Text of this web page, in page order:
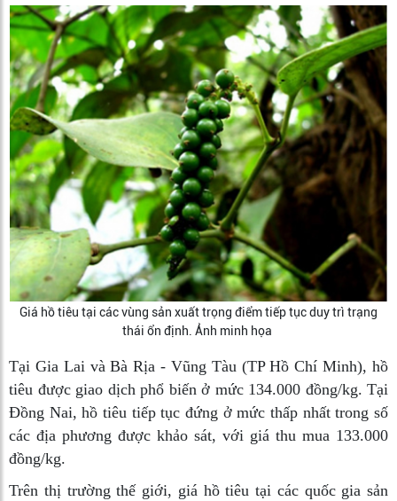
Giá hồ tiêu tại các vùng sản xuất trọng điểm tiếp tục duy trì trạng
thái ổn định. Ảnh minh họa
Tại Gia Lai và Bà Rịa - Vũng Tàu (TP Hồ Chí Minh), hồ
tiêu được giao dịch phổ biến ở mức 134.000 đồng/kg. Tại
Đồng Nai, hồ tiêu tiếp tục đứng ở mức thấp nhất trong số
các địa phương được khảo sát, với giá thu mua 133.000
đồng/kg.
Trên thị trường thế giới, giá hồ tiêu tại các quốc gia sản